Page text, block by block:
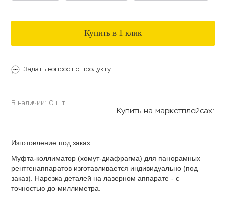
Купить в 1 клик
Задать вопрос по продукту
В наличии: 0 шт.
Купить на маркетплейсах:
Изготовление под заказ.
Муфта-коллиматор (хомут-диафрагма) для панорамных
рентгенаппаратов изготавливается индивидуально (под
заказ). Нарезка деталей на лазерном аппарате - с
точностью до миллиметра.